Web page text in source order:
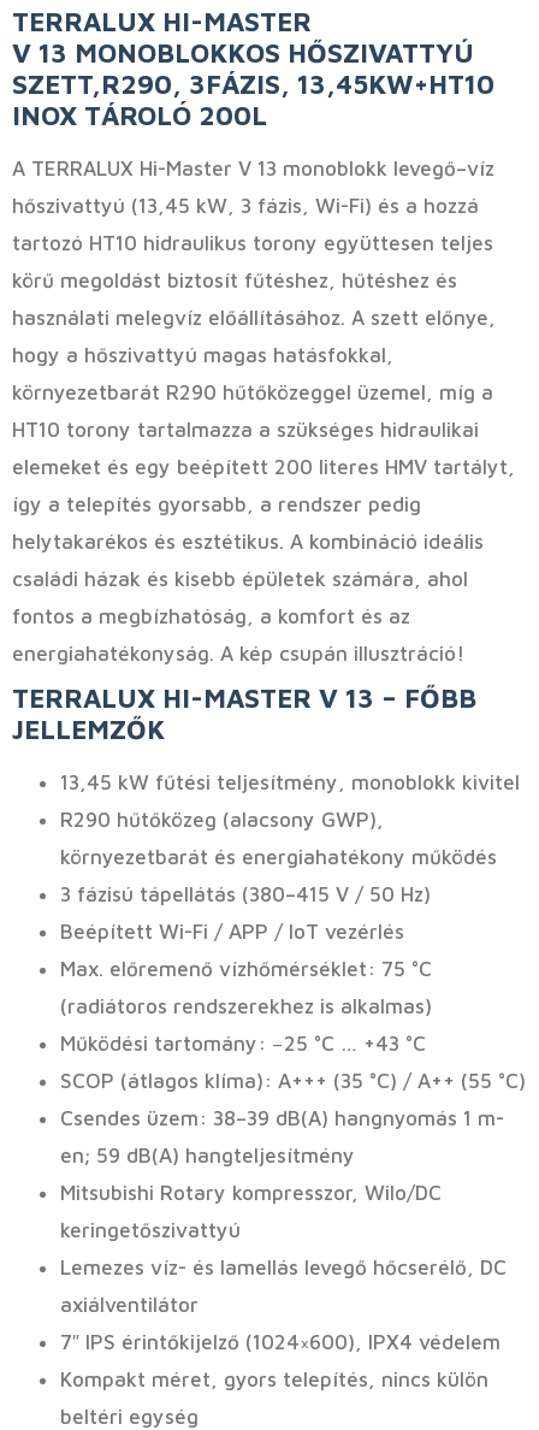
TERRALUX HI-MASTER
V 13 MONOBLOKKOS HŐSZIVATTYÚ
SZETT,R290, 3FÁZIS, 13,45KW+HT10
INOX TÁROLÓ 200L
A TERRALUX Hi-Master V 13 monoblokk levegő–víz
hőszivattyú (13,45 kW, 3 fázis, Wi-Fi) és a hozzá
tartozó HT10 hidraulikus torony együttesen teljes
körű megoldást biztosít fűtéshez, hűtéshez és
használati melegvíz előállításához. A szett előnye,
hogy a hőszivattyú magas hatásfokkal,
környezetbarát R290 hűtőközeggel üzemel, míg a
HT10 torony tartalmazza a szükséges hidraulikai
elemeket és egy beépített 200 literes HMV tartályt,
így a telepítés gyorsabb, a rendszer pedig
helytakarékos és esztétikus. A kombináció ideális
családi házak és kisebb épületek számára, ahol
fontos a megbízhatóság, a komfort és az
energiahatékonyság. A kép csupán illusztráció!
TERRALUX HI-MASTER V 13 – FŐBB
JELLEMZŐK
13,45 kW fűtési teljesítmény, monoblokk kivitel
R290 hűtőközeg (alacsony GWP),
környezetbarát és energiahatékony működés
3 fázisú tápellátás (380–415 V / 50 Hz)
Beépített Wi-Fi / APP / IoT vezérlés
Max. előremenő vízhőmérséklet: 75 °C
(radiátoros rendszerekhez is alkalmas)
Működési tartomány: −25 °C … +43 °C
SCOP (átlagos klíma): A+++ (35 °C) / A++ (55 °C)
Csendes üzem: 38–39 dB(A) hangnyomás 1 m-
en; 59 dB(A) hangteljesítmény
Mitsubishi Rotary kompresszor, Wilo/DC
keringetőszivattyú
Lemezes víz- és lamellás levegő hőcserélő, DC
axiálventilátor
7″ IPS érintőkijelző (1024×600), IPX4 védelem
Kompakt méret, gyors telepítés, nincs külön
beltéri egység